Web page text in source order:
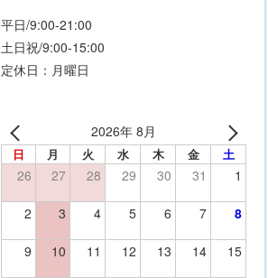
平日/9:00-21:00
土日祝/9:00-15:00
定休日：月曜日
2026年 8月
日 月 火 水 木 金 土
26 27 28 29 30 31 1
2 3 4 5 6 7 8
9 10 11 12 13 14 15